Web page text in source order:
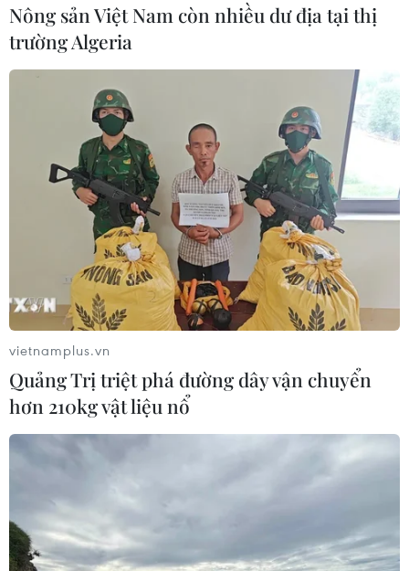
CƠ QUAN CHỦ QUẢN: THÔNG TẤN XÃ VIỆT NAM
Tổng Biên tập: TRẦN TIẾN DUẨN
Phó Tổng Biên tập: NGUYỄN THỊ TÁM, KHÚC THANH
Sở hữu trí tuệ
Quy định sử dụng
Hỗ trợ
Ngôn ngữ
TTXVN
Dịch vụ tin
Quảng cáo
Giấy phép số: 1374/GP-BTTTT do Bộ Thông tin và Truyền thông
cấp ngày 11/9/2008.
Quảng cáo: Phó TBT Nguyễn Thị Tám: 093.5958688, Email:
tamvna@gmail.com
Điện thoại: (024) 39411349 - (024) 39411348, Fax: (024)
39411348
Nông sản Việt Nam còn nhiều dư địa tại thị
trường Algeria
vietnamplus.vn
Quảng Trị triệt phá đường dây vận chuyển
hơn 210kg vật liệu nổ